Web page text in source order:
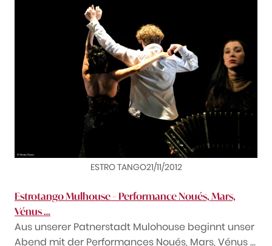
ESTRO TANGO21/11/2012
Estrotango Mulhouse – Performance Noués, Mars,
Vénus …
Aus unserer Patnerstadt Mulohouse beginnt unser
Abend mit der Performances Noués, Mars, Vénus …